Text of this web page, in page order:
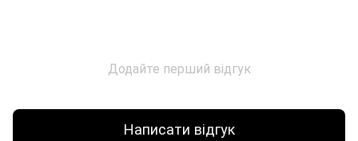
Додайте перший відгук
Написати відгук